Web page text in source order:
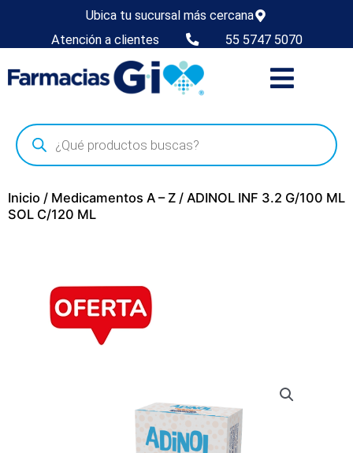
Ubica tu sucursal más cercana
Atención a clientes
55 5747 5070
Inicio / Medicamentos A – Z / ADINOL INF 3.2 G/100 ML
SOL C/120 ML